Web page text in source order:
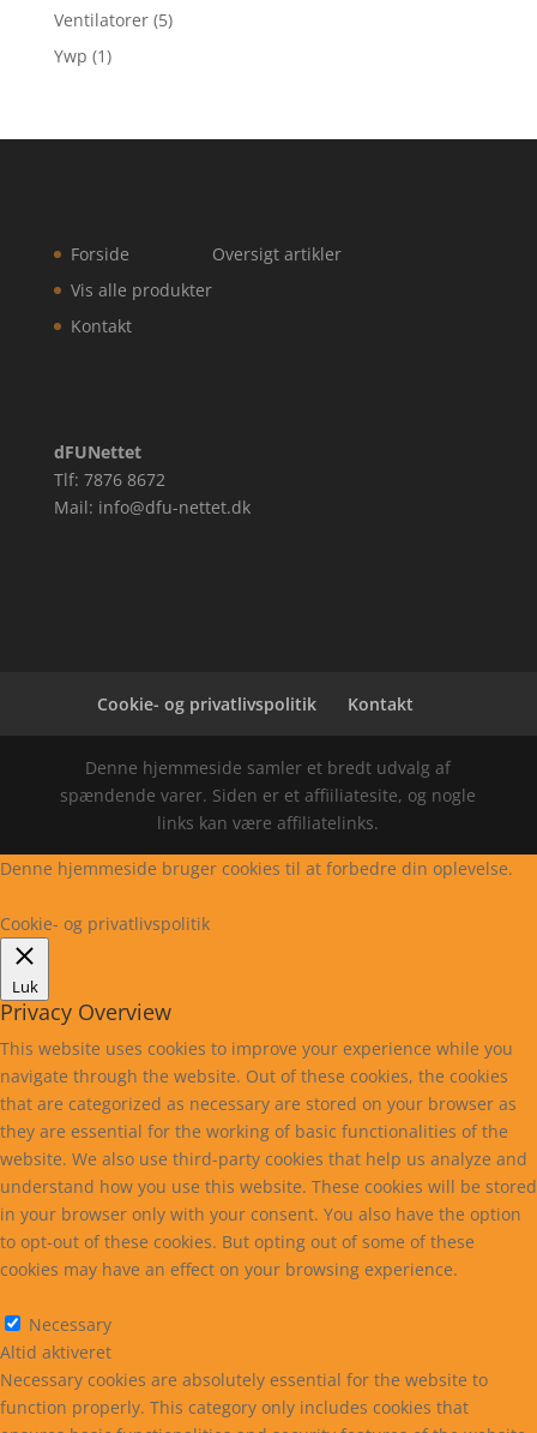
Ventilatorer (5)
Ywp (1)
Forside
Vis alle produkter
Kontakt
Oversigt artikler
dFUNettet
Tlf: 7876 8672
Mail: info@dfu-nettet.dk
Cookie- og privatlivspolitik Kontakt
Denne hjemmeside samler et bredt udvalg af
spændende varer. Siden er et affiiliatesite, og nogle
links kan være affiliatelinks.
Denne hjemmeside bruger cookies til at forbedre din oplevelse.
Cookie- og privatlivspolitik
Luk
Privacy Overview
This website uses cookies to improve your experience while you
navigate through the website. Out of these cookies, the cookies
that are categorized as necessary are stored on your browser as
they are essential for the working of basic functionalities of the
website. We also use third-party cookies that help us analyze and
understand how you use this website. These cookies will be stored
in your browser only with your consent. You also have the option
to opt-out of these cookies. But opting out of some of these
cookies may have an effect on your browsing experience.
Necessary
Altid aktiveret
Necessary cookies are absolutely essential for the website to
function properly. This category only includes cookies that